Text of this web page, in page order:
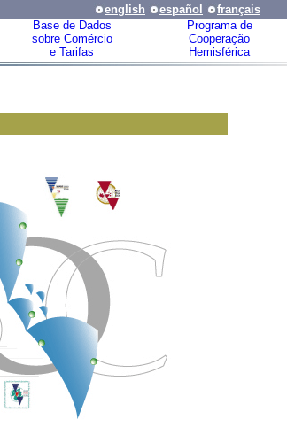
english español
français
Base de Dados
sobre Comércio
e Tarifas
Programa de
Cooperação
Hemisférica